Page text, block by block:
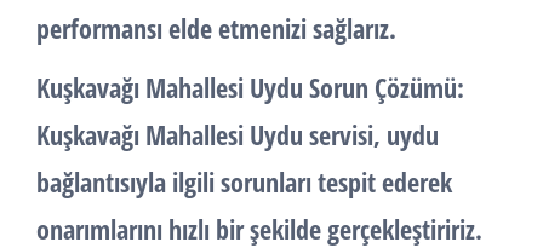
performansı elde etmenizi sağlarız.
Kuşkavağı Mahallesi Uydu Sorun Çözümü:
Kuşkavağı Mahallesi Uydu servisi, uydu
bağlantısıyla ilgili sorunları tespit ederek
onarımlarını hızlı bir şekilde gerçekleştiririz.